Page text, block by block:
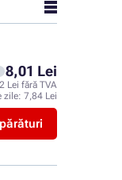
8,01 Lei
Lei fără TVA
zile: 7,84 Lei